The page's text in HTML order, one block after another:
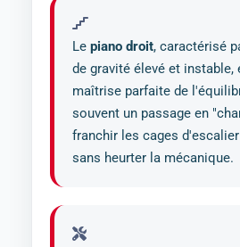
Le piano droit, caractérisé
de gravité élevé et instable,
maîtrise parfaite de
souvent un passage en
franchir les cages
sans heurter la mécanique.